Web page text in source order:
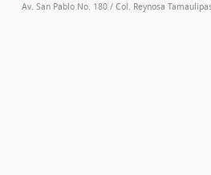
Av. San Pablo No. 180 / Col. Reynosa